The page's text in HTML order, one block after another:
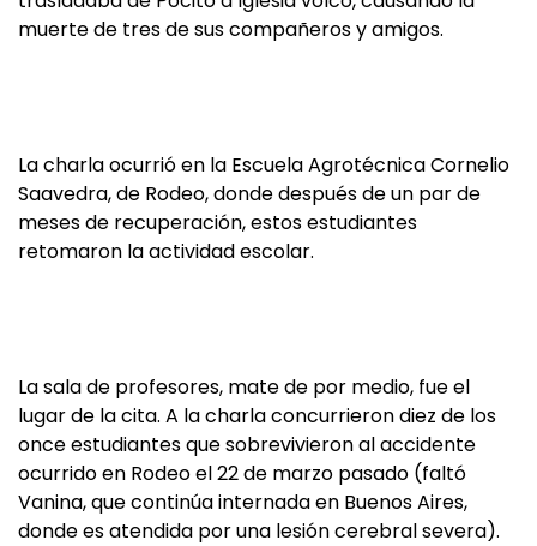
muerte de tres de sus compañeros y amigos.
La charla ocurrió en la Escuela Agrotécnica Cornelio
Saavedra, de Rodeo, donde después de un par de
meses de recuperación, estos estudiantes
retomaron la actividad escolar.
La sala de profesores, mate de por medio, fue el
lugar de la cita. A la charla concurrieron diez de los
once estudiantes que sobrevivieron al accidente
ocurrido en Rodeo el 22 de marzo pasado (faltó
Vanina, que continúa internada en Buenos Aires,
donde es atendida por una lesión cerebral severa).